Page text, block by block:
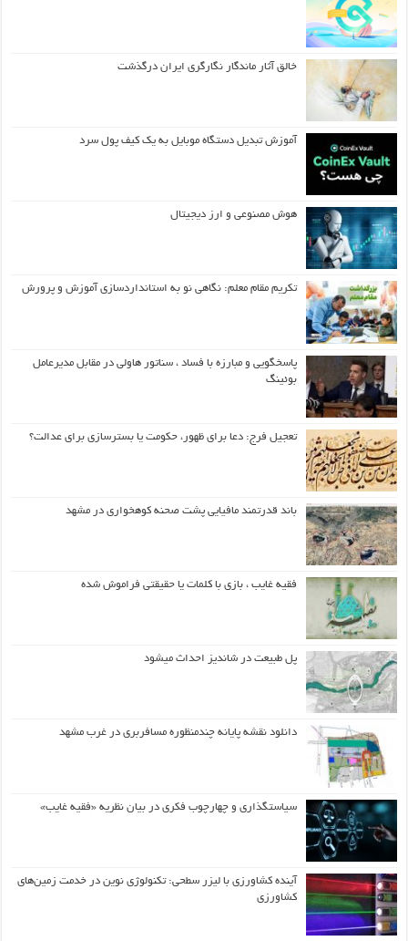
خالق آثار ماندگار نگارگری ایران درگذشت
آموزش تبدیل دستگاه موبایل به یک کیف‌ پول سرد
هوش مصنوعی و ارز دیجیتال
تکریم مقام معلم: نگاهی نو به استانداردسازی آموزش و پرورش
پاسخگویی و مبارزه با فساد ، سناتور هاولی در مقابل مدیرعامل
بوئینگ
تعجیل فرج: دعا برای ظهور، حکومت یا بسترسازی برای عدالت؟
باند قدرتمند مافیایی پشت صحنه کوهخواری در مشهد
فقیه غایب ، بازی با کلمات یا حقیقتی فراموش شده
پل طبیعت در شاندیز احداث میشود
دانلود نقشه پایانه چندمنظوره مسافربری در غرب مشهد
سیاستگذاری و چهارچوب فکری در بیان نظریه «فقیه غایب»
آینده کشاورزی با لیزر سطحی: تکنولوژی نوین در خدمت زمین‌های
کشاورزی